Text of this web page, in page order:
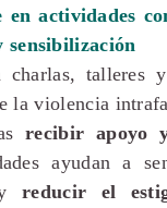
actividades
sensibilización
talleres y
la violencia
recibir apoyo
ayudan a
yreducir el